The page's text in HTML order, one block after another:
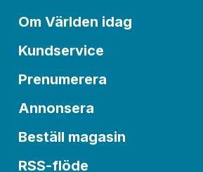
Om Världen idag
Kundservice
Prenumerera
Annonsera
Beställ magasin
RSS-flöde